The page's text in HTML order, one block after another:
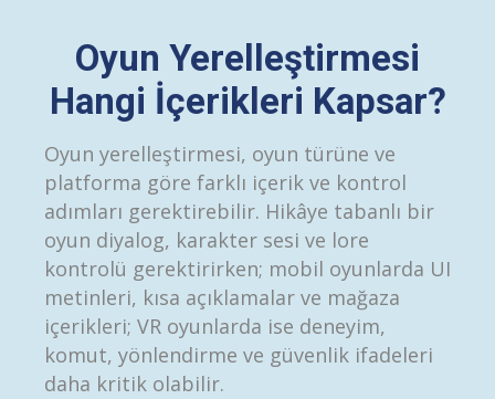
Oyun Yerelleştirmesi
Hangi İçerikleri Kapsar?
Oyun yerelleştirmesi, oyun türüne ve
platforma göre farklı içerik ve kontrol
adımları gerektirebilir. Hikâye tabanlı bir
oyun diyalog, karakter sesi ve lore
kontrolü gerektirirken; mobil oyunlarda UI
metinleri, kısa açıklamalar ve mağaza
içerikleri; VR oyunlarda ise deneyim,
komut, yönlendirme ve güvenlik ifadeleri
daha kritik olabilir.